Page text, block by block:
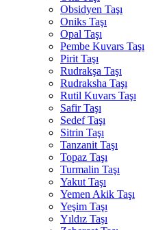
Obsidyen Taşı
Oniks Taşı
Opal Taşı
Pembe Kuvars Taşı
Pirit Taşı
Rudrakşa Taşı
Rudraksha Taşı
Rutil Kuvars Taşı
Safir Taşı
Sedef Taşı
Sitrin Taşı
Tanzanit Taşı
Topaz Taşı
Turmalin Taşı
Yakut Taşı
Yemen Akik Taşı
Yeşim Taşı
Yıldız Taşı